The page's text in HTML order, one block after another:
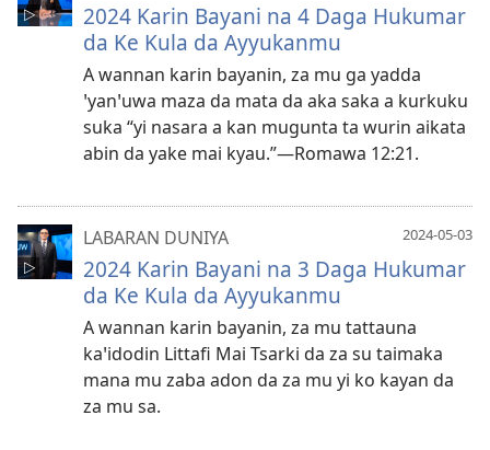
2024 Karin Bayani na 4 Daga Hukumar
da Ke Kula da Ayyukanmu
A wannan karin bayanin, za mu ga yadda
ꞌyanꞌuwa maza da mata da aka saka a kurkuku
suka “yi nasara a kan mugunta ta wurin aikata
abin da yake mai kyau.”​—⁠Romawa 12:21.
2024-05-03
LABARAN DUNIYA
2024 Karin Bayani na 3 Daga Hukumar
da Ke Kula da Ayyukanmu
A wannan karin bayanin, za mu tattauna
kaꞌidodin Littafi Mai Tsarki da za su taimaka
mana mu zaba adon da za mu yi ko kayan da
za mu sa.